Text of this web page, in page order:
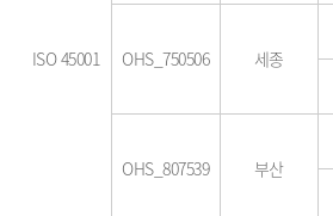
ISO 45001 OHS_750506 세종
OHS_807539 부산